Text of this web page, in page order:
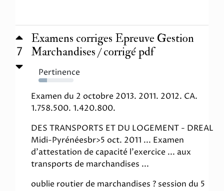
7
Examens corriges Epreuve Gestion
Marchandises / corrigé pdf
Pertinence
24%
Examen du 2 octobre 2013. 2011. 2012. CA.
1.758.500. 1.420.800.
DES TRANSPORTS ET DU LOGEMENT - DREAL
Midi-Pyrénéesbr>5 oct. 2011 ... Examen
d'attestation de capacité l'exercice ... aux
transports de marchandises ...
oublie routier de marchandises ? session du 5